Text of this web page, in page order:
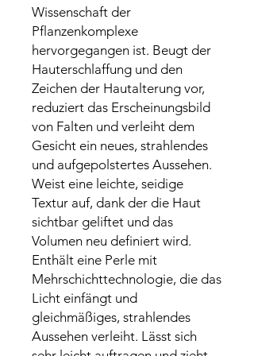
Wissenschaft der
Pflanzenkomplexe
hervorgegangen ist. Beugt der
Hauterschlaffung und den
Zeichen der Hautalterung vor,
reduziert das Erscheinungsbild
von Falten und verleiht dem
Gesicht ein neues, strahlendes
und aufgepolstertes Aussehen.
Weist eine leichte, seidige
Textur auf, dank der die Haut
sichtbar geliftet und das
Volumen neu definiert wird.
Enthält eine Perle mit
Mehrschichttechnologie, die das
Licht einfängt und
gleichmäßiges, strahlendes
Aussehen verleiht. Lässt sich